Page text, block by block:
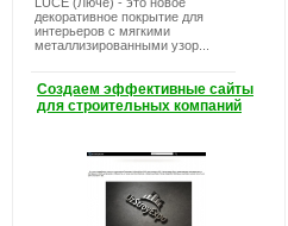
декоративное покрытие для
интерьеров с мягкими
металлизированными узор...
Создаем эффективные сайты
для строительных компаний